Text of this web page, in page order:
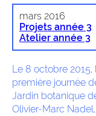
mars 2016
Projets année 3
Atelier année 3
Le 8 octobre
première journée
Jardin botanique
Olivier-Marc